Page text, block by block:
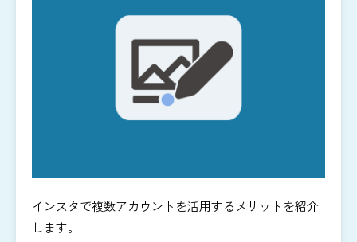
インスタで複数アカウントを活用するメリットを紹介
します。